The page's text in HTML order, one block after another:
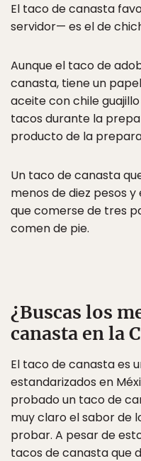
El taco de canasta
servidor— es el de
Aunque el taco de
canasta, tiene un
aceite con chile
tacos durante la
producto de la
Un taco de canasta
menos de diez pesos
que comerse de tres
comen de pie.
¿Buscas los
canasta en la
El taco de canasta es
estandarizados en
probado un taco de
muy claro el sabor de
probar. A pesar de
tacos de canasta que